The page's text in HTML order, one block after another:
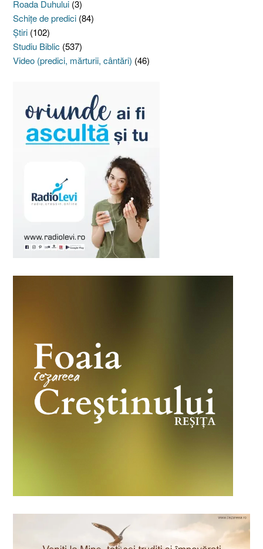
Roada Duhului (3)
Schiţe de predici (84)
Ştiri (102)
Studiu Biblic (537)
Video (predici, mărturii, cântări) (46)